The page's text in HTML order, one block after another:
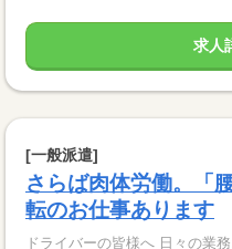
求人
[一般派遣]
さらば肉体労働。「
転のお仕事あります
ドライバーの皆様へ 日々の業務お疲れ様です。 1日に何度もある、